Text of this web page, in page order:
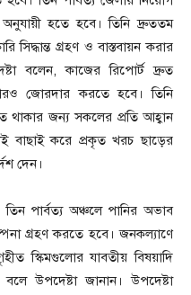
অনুযায়ী হতে হবে। তিনি দ্রুততম
সিদ্ধান্ত গ্রহণ ও বাস্তবায়ন করার
বলেন, কাজের রিপোর্ট দ্রুত
জোরদার করতে হবে। তিনি
থাকার জন্য সকলের প্রতি আহ্বান
বাছাই করে প্রকৃত খরচ ছাড়ের
দেন।
পার্বত্য অঞ্চলে পানির অভাব
গ্রহণ করতে হবে। জনকল্যাণে
স্কিমগুলোর যাবতীয় বিষয়াদি
উপদেষ্টা জানান। উপদেষ্টা